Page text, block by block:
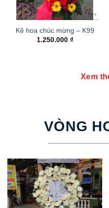
Kệ hoa chúc mừng – K99
1.250.000 ₫
Xem
VÒNG